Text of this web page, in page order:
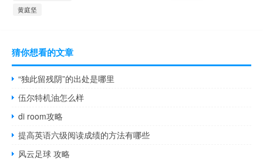
黄庭坚
猜你想看的文章
“独此留残阴”的出处是哪里
伍尔特机油怎么样
di room攻略
提高英语六级阅读成绩的方法有哪些
风云足球 攻略